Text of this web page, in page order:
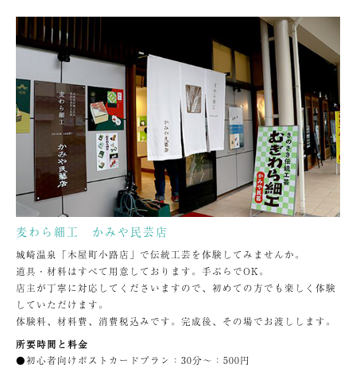
麦わら細工 かみや民芸店
城崎温泉「木屋町小路店」で伝統工芸を体験してみませんか。
道具・材料はすべて用意しております。手ぶらでOK。
店主が丁寧に対応してくださいますので、初めての方でも楽しく体験
していただけます。
体験料、材料費、消費税込みです。完成後、その場でお渡しします。
所要時間と料金
●初心者向けポストカードプラン：30分〜：500円